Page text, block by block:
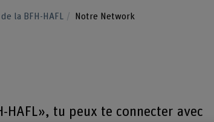
la BFH-HAFL Notre Network
HAFL», tu peux te connecter avec